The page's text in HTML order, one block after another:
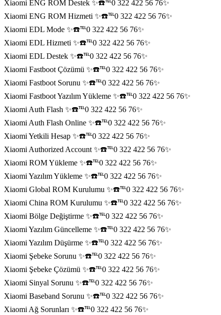
Xiaomi ENG ROM Destek ✨☎️℡0 322 422 56 76✨
Xiaomi ENG ROM Hizmeti ✨☎️℡0 322 422 56 76✨
Xiaomi EDL Mode ✨☎️℡0 322 422 56 76✨
Xiaomi EDL Hizmeti ✨☎️℡0 322 422 56 76✨
Xiaomi EDL Destek ✨☎️℡0 322 422 56 76✨
Xiaomi Fastboot Çözümü ✨☎️℡0 322 422 56 76✨
Xiaomi Fastboot Sorunu ✨☎️℡0 322 422 56 76✨
Xiaomi Fastboot Yazılım Yükleme ✨☎️℡0 322 422 56 76✨
Xiaomi Auth Flash ✨☎️℡0 322 422 56 76✨
Xiaomi Auth Flash Online ✨☎️℡0 322 422 56 76✨
Xiaomi Yetkili Hesap ✨☎️℡0 322 422 56 76✨
Xiaomi Authorized Account ✨☎️℡0 322 422 56 76✨
Xiaomi ROM Yükleme ✨☎️℡0 322 422 56 76✨
Xiaomi Yazılım Yükleme ✨☎️℡0 322 422 56 76✨
Xiaomi Global ROM Kurulumu ✨☎️℡0 322 422 56 76✨
Xiaomi China ROM Kurulumu ✨☎️℡0 322 422 56 76✨
Xiaomi Bölge Değiştirme ✨☎️℡0 322 422 56 76✨
Xiaomi Yazılım Güncelleme ✨☎️℡0 322 422 56 76✨
Xiaomi Yazılım Düşürme ✨☎️℡0 322 422 56 76✨
Xiaomi Şebeke Sorunu ✨☎️℡0 322 422 56 76✨
Xiaomi Şebeke Çözümü ✨☎️℡0 322 422 56 76✨
Xiaomi Sinyal Sorunu ✨☎️℡0 322 422 56 76✨
Xiaomi Baseband Sorunu ✨☎️℡0 322 422 56 76✨
Xiaomi Ağ Sorunları ✨☎️℡0 322 422 56 76✨